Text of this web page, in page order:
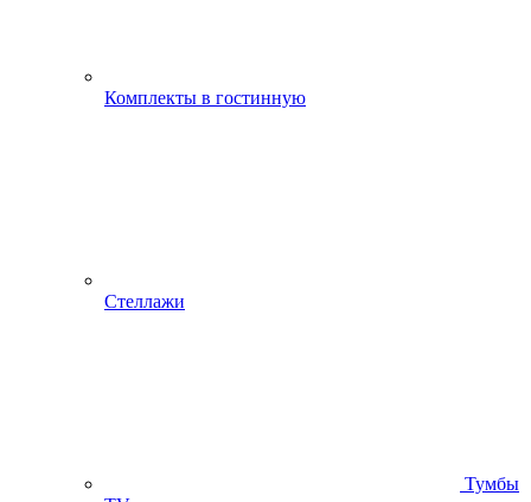
Комплекты в гостинную
Стеллажи
Тумбы